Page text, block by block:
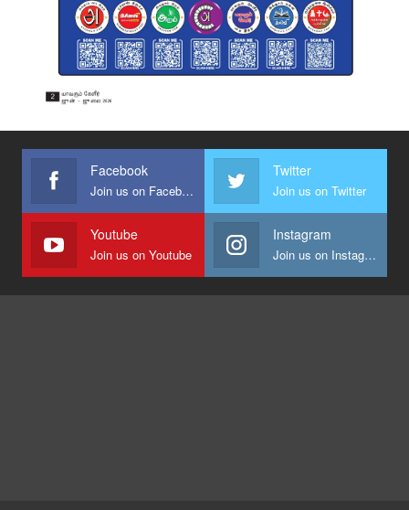
Facebook
Join us on Facebook
Twitter
Join us on Twitter
Youtube
Join us on Youtube
Instagram
Join us on Instagram